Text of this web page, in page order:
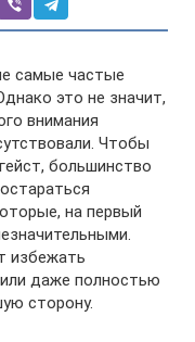
самые частые
это не значит,
внимания
Чтобы
большинство
на первый
избежать
даже полностью
сторону.